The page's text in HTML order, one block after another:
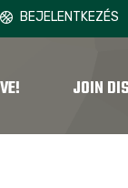
BEJELENTKEZÉS
JOIN